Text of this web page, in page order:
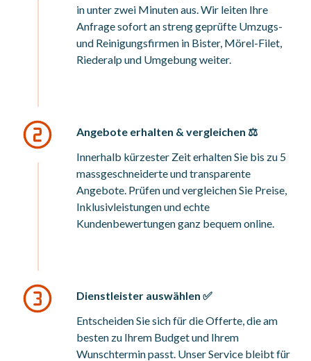
in unter zwei Minuten aus. Wir leiten Ihre
Anfrage sofort an streng geprüfte Umzugs-
und Reinigungsfirmen in Bister, Mörel-Filet,
Riederalp und Umgebung weiter.
Angebote erhalten & vergleichen ⚖️
Innerhalb kürzester Zeit erhalten Sie bis zu 5
massgeschneiderte und transparente
Angebote. Prüfen und vergleichen Sie Preise,
Inklusivleistungen und echte
Kundenbewertungen ganz bequem online.
Dienstleister auswählen ✅
Entscheiden Sie sich für die Offerte, die am
besten zu Ihrem Budget und Ihrem
Wunschtermin passt. Unser Service bleibt für